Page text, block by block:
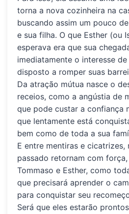
torna a nova cozinheira na
buscando assim um pouco
e sua filha. O que Esther (ou
esperava era que sua
imediatamente o interesse de
disposto a romper suas
Da atração mútua nasce o
receios, como a angústia de
que pode custar a confiança
que lentamente está
bem como de toda a sua
E entre mentiras e cicatrizes,
passado retornam com
Tommaso e Esther, como
que precisará aprender o
para conquistar seu
Será que eles estarão